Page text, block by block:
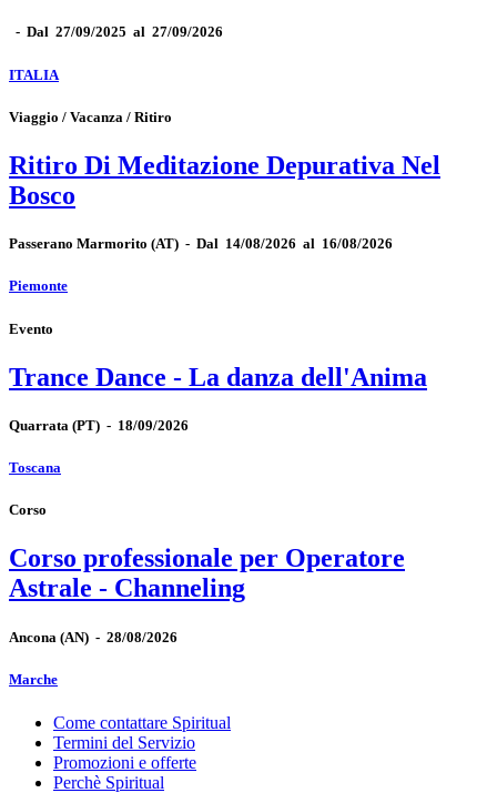
- Dal 27/09/2025 al 27/09/2026
ITALIA
Viaggio / Vacanza / Ritiro
Ritiro Di Meditazione Depurativa Nel
Bosco
Passerano Marmorito (AT) - Dal 14/08/2026 al 16/08/2026
Piemonte
Evento
Trance Dance - La danza dell'Anima
Quarrata (PT) - 18/09/2026
Toscana
Corso
Corso professionale per Operatore
Astrale - Channeling
Ancona (AN) - 28/08/2026
Marche
Come contattare Spiritual
Termini del Servizio
Promozioni e offerte
Perchè Spiritual